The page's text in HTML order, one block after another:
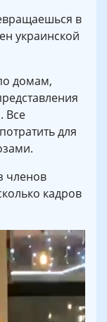
в
украинской
домам,
Все
для
членов
кадров